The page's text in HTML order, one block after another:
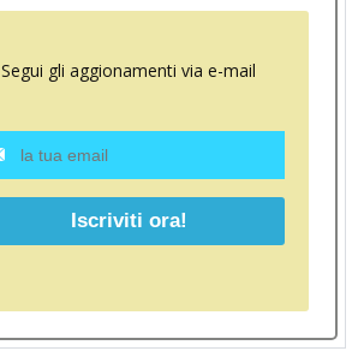
Segui gli aggionamenti via e-mail